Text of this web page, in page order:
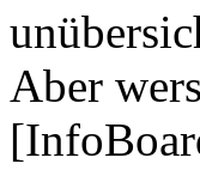
Aber